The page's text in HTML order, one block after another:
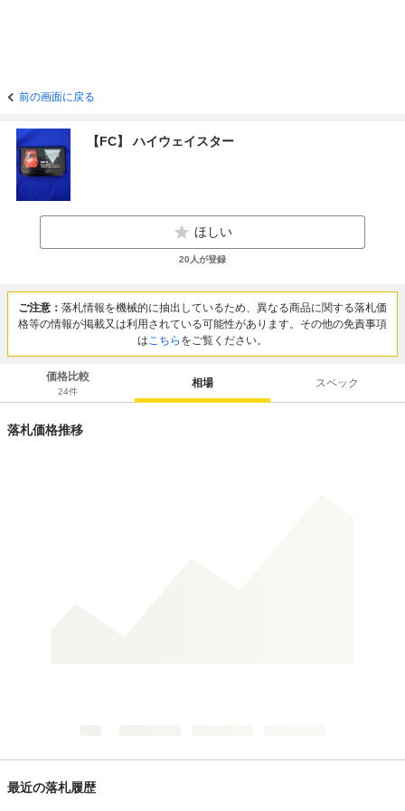
前の画面に戻る
【FC】 ハイウェイスター
ほしい
20 人が登録
ご注意： 落札情報を機械的に抽出しているため、異なる商品に関する落札価
格等の情報が掲載又は利用されている可能性があります。その他の免責事項
はこちら をご覧ください。
価格比較
24件
相場 スペック
落札価格推移
最近の落札履歴